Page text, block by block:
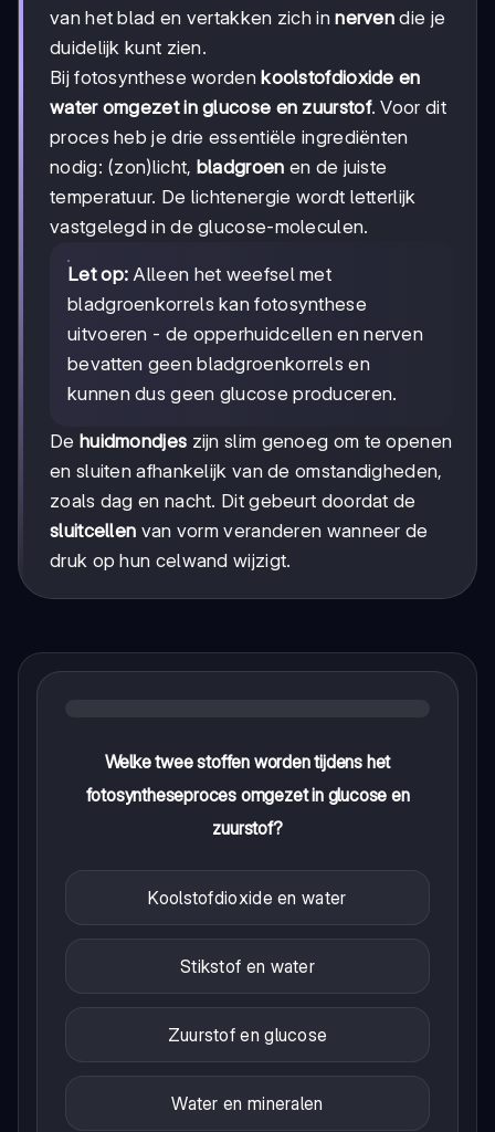
van het blad en vertakken zich innerven die je
duidelijk kunt zien.
Bij fotosynthese wordenkoolstofdioxide en
water omgezet in glucose en zuurstof. Voor dit
proces heb je drie essentiële ingrediënten
nodig: (zon)licht, bladgroen en de juiste
temperatuur. De lichtenergie wordt letterlijk
vastgelegd in de glucose-moleculen.
Let op: Alleen het weefsel met
bladgroenkorrels kan fotosynthese
uitvoeren - de opperhuidcellen en nerven
bevatten geen bladgroenkorrels en
kunnen dus geen glucose produceren.
De huidmondjes zijn slim genoeg om te openen
en sluiten afhankelijk van de omstandigheden,
zoals dag en nacht. Dit gebeurt doordat de
sluitcellen van vorm veranderen wanneer de
druk op hun celwand wijzigt.
Welke twee stoffen worden tijdens het
fotosyntheseproces omgezet in glucose en
zuurstof?
Koolstofdioxide en water
Stikstof en water
Zuurstof en glucose
Water en mineralen